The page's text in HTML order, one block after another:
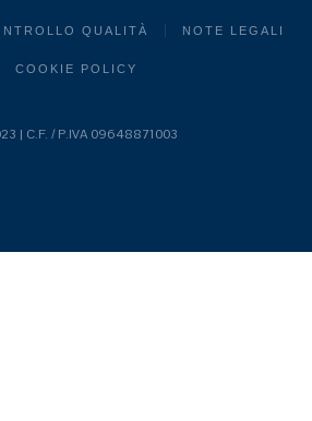
QUALITÀ NOTE LEGALI
COOKIE POLICY
| C.F. / P.IVA 09648871003